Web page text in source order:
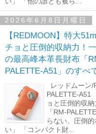
2026年6月8日月曜日
【REDMOON】特大
チョと圧倒的収納力！
の最高峰本革長財布「
PALETTE-A51」のすべ
レッドムーン/
PALETTE-A51
ョと圧倒的収
「RM-
らない、圧倒
い」 「コンパクト財...